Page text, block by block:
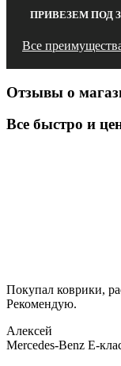
ПРИВЕЗЕМ ПОД
Все
Отзывы о
Все быстро и
Покупал коврики,
Рекомендую.
Алексей
Mercedes-Benz E-